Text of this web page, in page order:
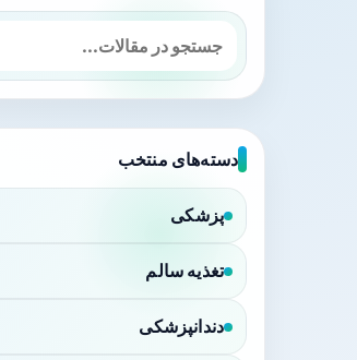
دسته‌های منتخب
پزشکی
تغذیه سالم
دندانپزشکی